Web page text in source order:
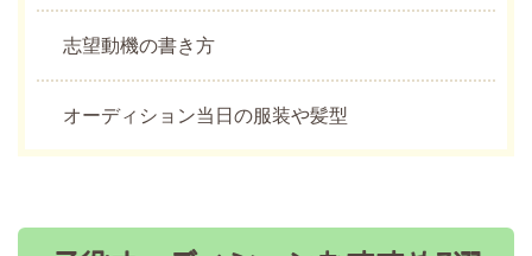
志望動機の書き方
オーディション当日の服装や髪型